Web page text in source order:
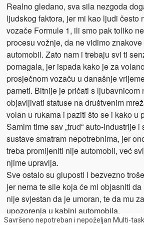
Realno gledano, sva sila nezgoda
ljudskog faktora, jer mi kao ljudi često
vozače Formule 1, ili smo pak toliko
procesu vožnje, da ne vidimo
automobil. Zato nam i trebaju svi ti
pomagala, jer ispada kako je za
prosječnom vozaču u današnje
pameti. Bitnije je pričati s ljubavnicom
objavljivati statuse na društvenim
volan u rukama i paziti što se i kako u
Samim time sav „trud“ auto-industrije
sustave smatram nepotrebnima, jer
treba promijeniti nije automobil, već
njime upravlja.
Sve ostalo su gluposti i bezvezno
jer nema te sile koja će mi objasniti
nije svjestan da je umoran, te da mu
upozorenja u kabini automobila.
Savršeno nepotreban i nepoželjan Multi-